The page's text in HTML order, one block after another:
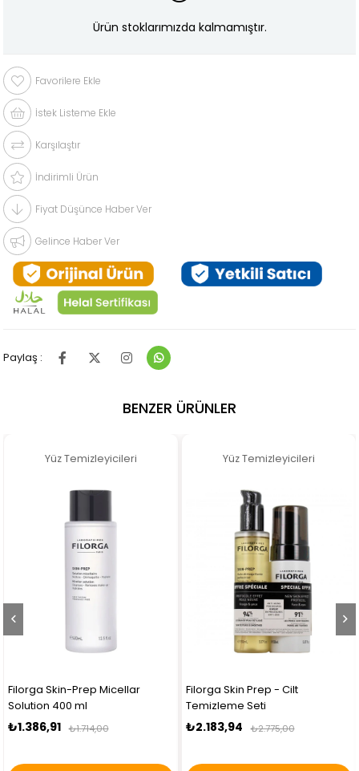
Ürün stoklarımızda kalmamıştır.
Favorilere Ekle
İstek Listeme Ekle
Karşılaştır
İndirimli Ürün
Fiyat Düşünce Haber Ver
Gelince Haber Ver
Paylaş :
BENZER ÜRÜNLER
Yüz Temizleyicileri
Filorga Skin-Prep Micellar
Solution 400 ml
₺1.386,91 ₺1.714,00
Yüz Temizleyicileri
Filorga Skin Prep - Cilt
Temizleme Seti
₺2.183,94 ₺2.775,00